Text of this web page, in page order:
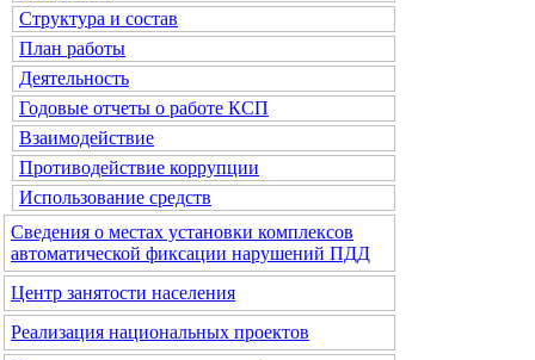
Структура и состав
План работы
Деятельность
Годовые отчеты о работе КСП
Взаимодействие
Противодействие коррупции
Использование средств
Сведения о местах установки комплексов
автоматической фиксации нарушений ПДД
Центр занятости населения
Реализация национальных проектов